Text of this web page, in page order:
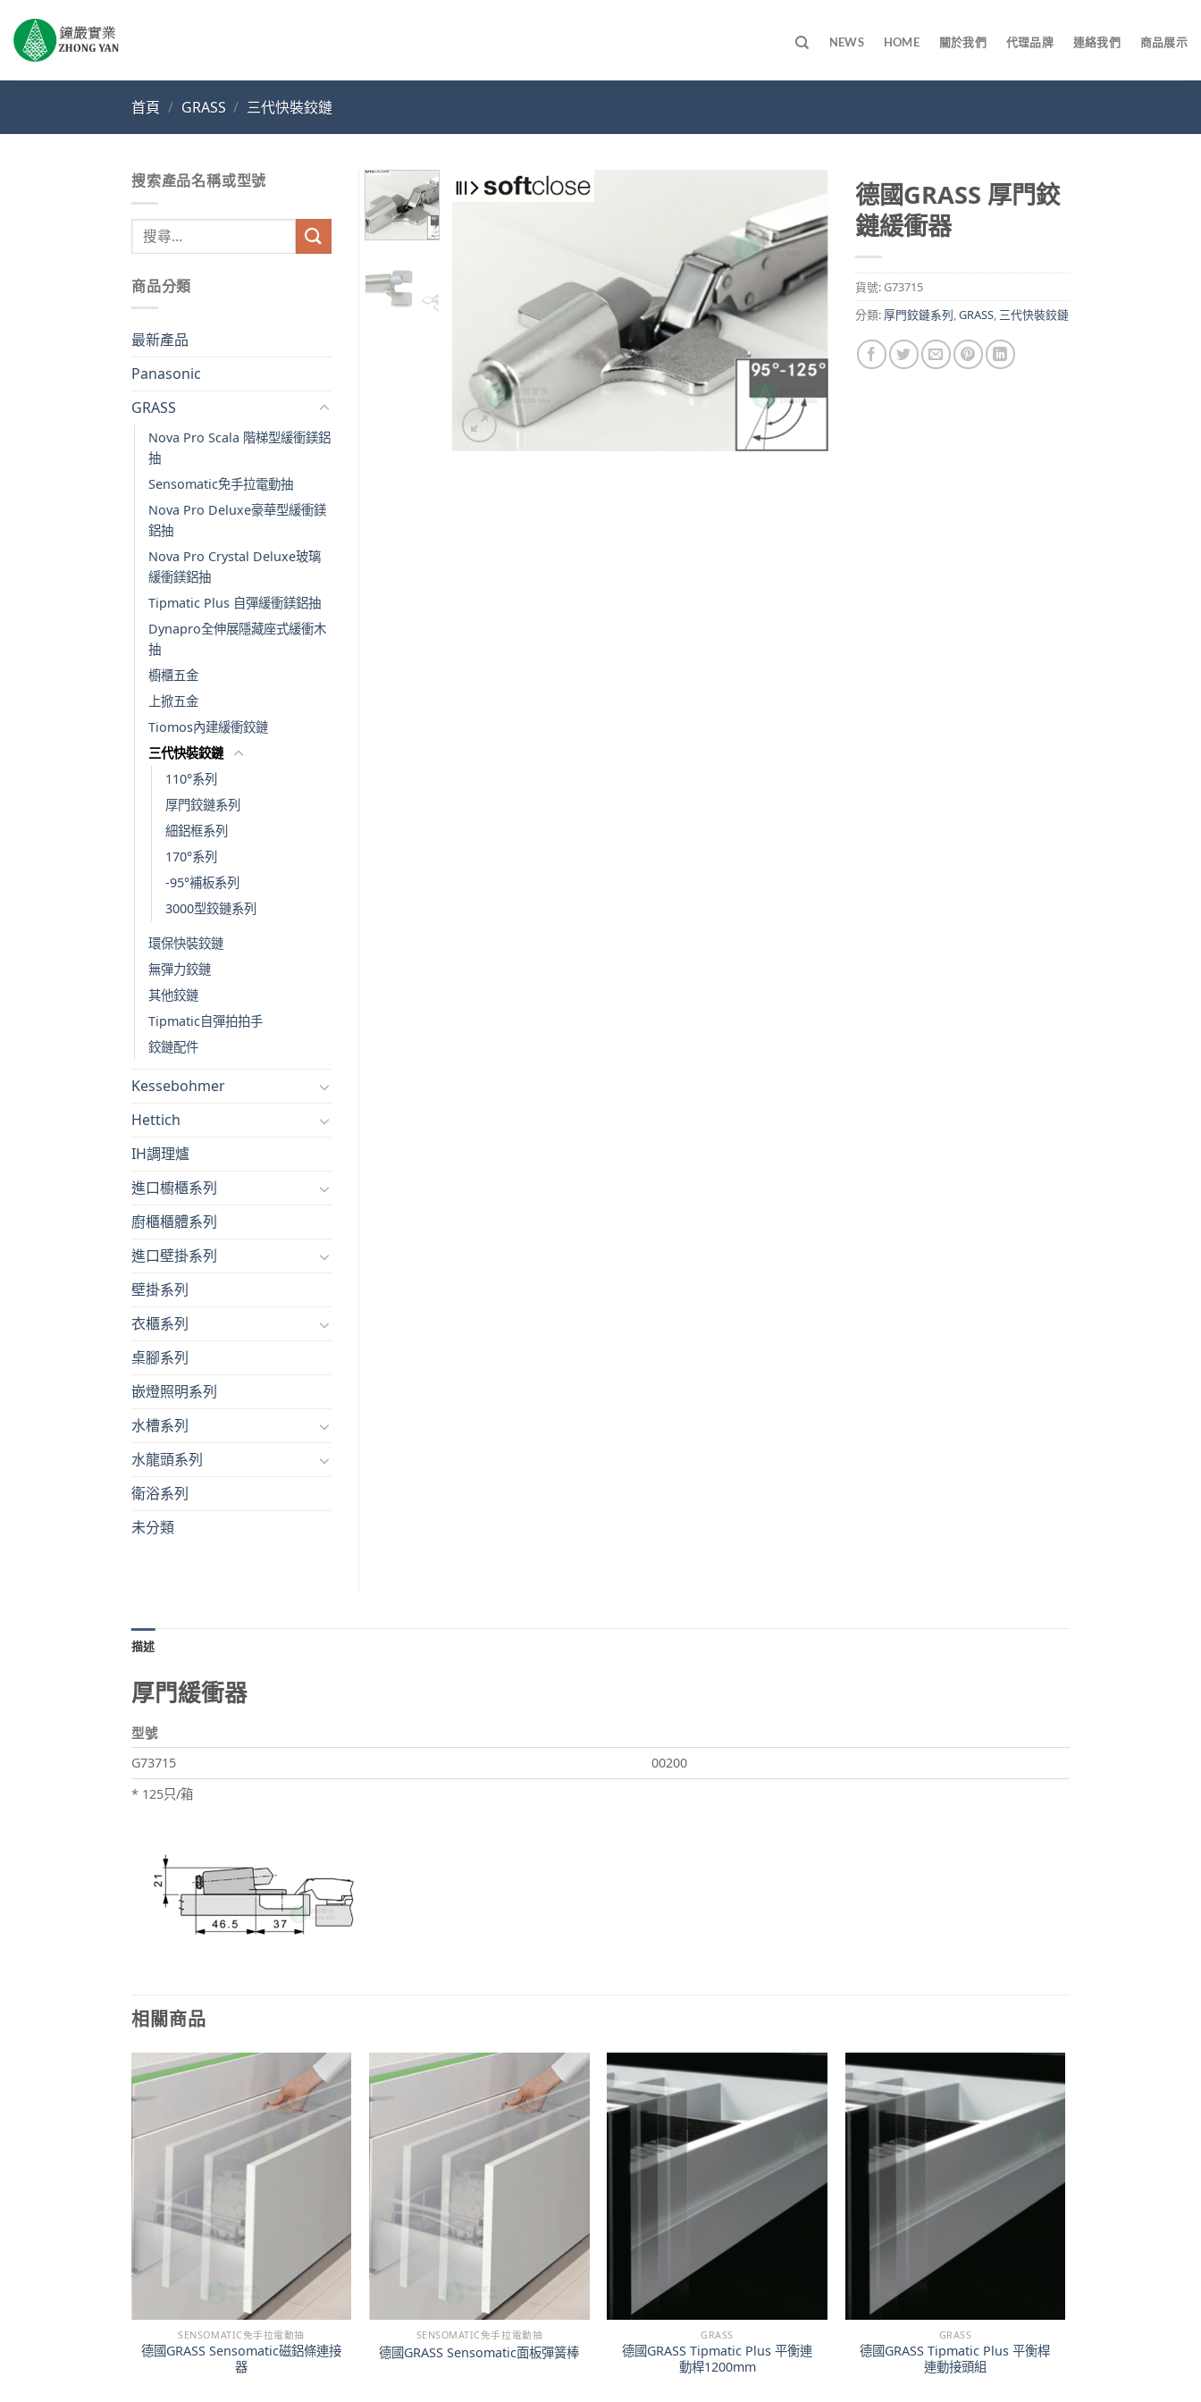
content
NEWS HOME 關於我們 代理品牌 連絡我們 商品展示
首頁 / GRASS / 三代快裝鉸鏈
德國GRASS 厚門鉸
鏈緩衝器
貨號:G73715
分類: 厚門鉸鏈系列,GRASS, 三代快裝鉸鏈
搜索產品名稱或型號
鍵
字:
商品分類
最新產品
Panasonic
GRASS
Nova Pro Scala 階梯型緩衝鎂鋁
抽
Sensomatic免手拉電動抽
Nova Pro Deluxe豪華型緩衝鎂
鋁抽
Nova Pro Crystal Deluxe玻璃
緩衝鎂鋁抽
Tipmatic Plus 自彈緩衝鎂鋁抽
Dynapro全伸展隱藏座式緩衝木
抽
櫥櫃五金
上掀五金
Tiomos內建緩衝鉸鏈
三代快裝鉸鏈
110°系列
厚門鉸鏈系列
細鋁框系列
170°系列
-95°補板系列
3000型鉸鏈系列
環保快裝鉸鏈
無彈力鉸鏈
其他鉸鏈
Tipmatic自彈拍拍手
鉸鏈配件
Kessebohmer
Hettich
IH調理爐
進口櫥櫃系列
廚櫃櫃體系列
進口壁掛系列
壁掛系列
衣櫃系列
桌腳系列
嵌燈照明系列
水槽系列
水龍頭系列
衛浴系列
未分類
描述
厚門緩衝器
型號
G73715
00200
* 125只/箱
相關商品
SENSOMATIC免手拉電動抽
德國GRASS Sensomatic磁鋁條連接
器
SENSOMATIC免手拉電動抽
德國GRASS Sensomatic面板彈簧棒
GRASS
德國GRASS Tipmatic Plus 平衡連
動桿1200mm
GRASS
德國GRASS Tipmatic Plus 平衡桿
連動接頭組